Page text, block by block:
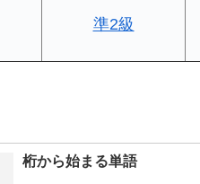
準2級
桁から始まる単語